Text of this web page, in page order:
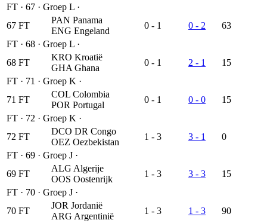
FT · 67 · Groep L ·
67 FT
PAN Panama
ENG Engeland
0 - 1 0 - 2
63
FT · 68 · Groep L ·
68 FT
KRO Kroatië
GHA Ghana
0 - 1 2 - 1
15
FT · 71 · Groep K ·
71 FT
COL Colombia
POR Portugal
0 - 1 0 - 0
15
FT · 72 · Groep K ·
72 FT
DCO DR Congo
OEZ Oezbekistan
1 - 3 3 - 1
0
FT · 69 · Groep J ·
69 FT
ALG Algerije
OOS Oostenrijk
1 - 3 3 - 3
15
FT · 70 · Groep J ·
70 FT
JOR Jordanië
ARG Argentinië
1 - 3 1 - 3
90